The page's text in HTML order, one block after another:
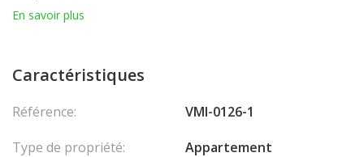
une salle de bains indépendante,
des toilettes séparées.
La cuisine est entièrement équipée avec l’ensemble des
Le bien est complété par un box fermé.
En savoir plus
Caractéristiques
Référence:
VMI-0126-1
Type de propriété:
Appartement